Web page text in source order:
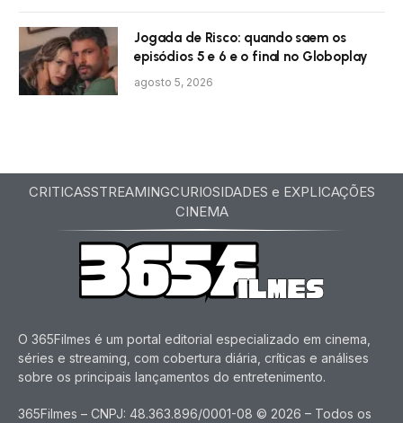
Jogada de Risco: quando saem os
episódios 5 e 6 e o final no Globoplay
agosto 5, 2026
CRITICASSTREAMINGCURIOSIDADES e EXPLICAÇÕES
CINEMA
O 365Filmes é um portal editorial especializado em cinema,
séries e streaming, com cobertura diária, críticas e análises
sobre os principais lançamentos do entretenimento.
365Filmes – CNPJ: 48.363.896/0001-08 © 2026 – Todos os